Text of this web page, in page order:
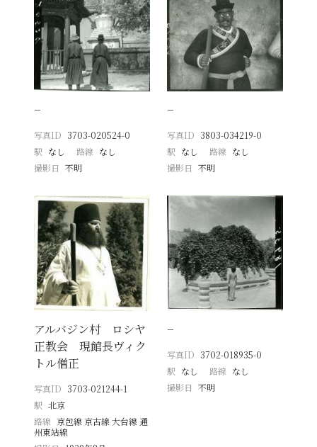
−
写真ID 3703-020524-0
駅 なし 路線 なし
撮影日
不明
−
写真ID 3803-034219-0
駅 なし 路線 なし
撮影日 不明
アルバジン村 ロシヤ
正教会 現館長ヴィク
トル僧正
写真ID 3703-021244-1
駅 北京
路線 京包線 京古線 大台線 通
州東站線
−
写真ID 3702-018935-0
駅 なし 路線 なし
撮影日 不明